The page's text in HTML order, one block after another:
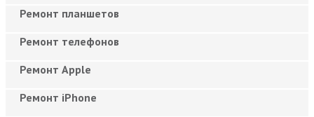
Ремонт планшетов
Ремонт телефонов
Ремонт Apple
Ремонт iPhone